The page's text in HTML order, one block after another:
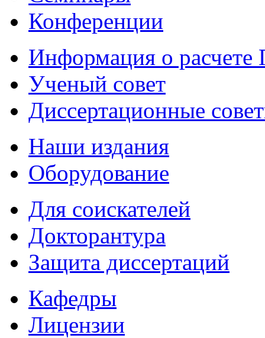
Конференции
Информация о
Ученый совет
Диссертационные
Наши издания
Оборудование
Для соискателей
Докторантура
Защита диссертаций
Кафедры
Лицензии